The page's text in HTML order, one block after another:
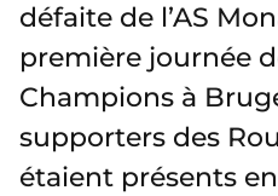
défaite de l’AS
première journée
Champions à
supporters des
étaient présents